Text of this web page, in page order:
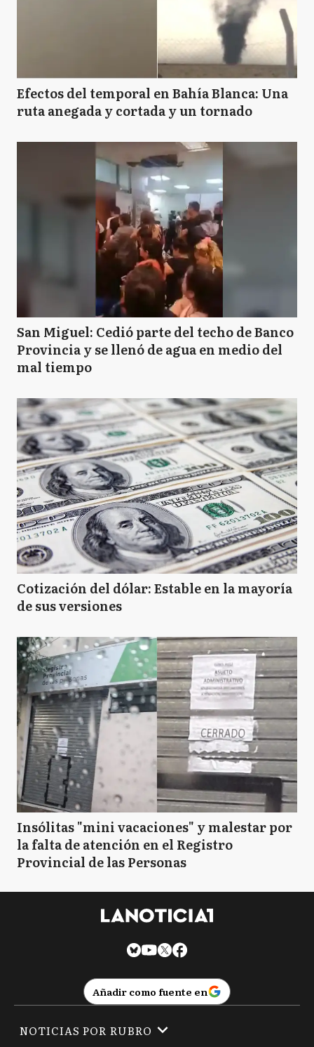
Efectos del temporal en Bahía Blanca: Una
ruta anegada y cortada y un tornado
San Miguel: Cedió parte del techo de Banco
Provincia y se llenó de agua en medio del
mal tiempo
Cotización del dólar: Estable en la mayoría
de sus versiones
Insólitas "mini vacaciones" y malestar por
la falta de atención en el Registro
Provincial de las Personas
Añadir como fuente en
NOTICIAS POR RUBRO